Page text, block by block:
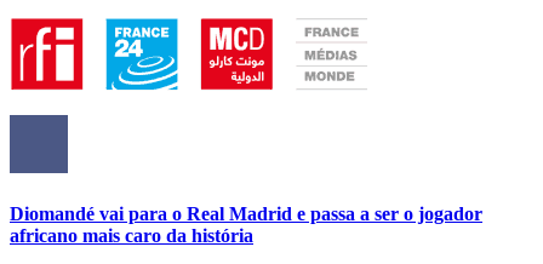
Diomandé vai para o Real Madrid e passa a ser o jogador
africano mais caro da história